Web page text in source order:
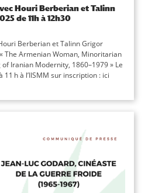
Houri Berberian et Talinn
de 11h à 12h30
Berberian et Talinn Grigor
The Armenian Woman, Minoritarian
Iranian Modernity, 1860–1979 » Le
h à l’IISMM sur inscription : ici